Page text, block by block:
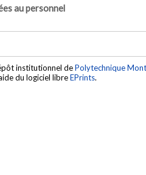
au personnel
institutionnel dePolytechnique
du logiciel libreEPrints.